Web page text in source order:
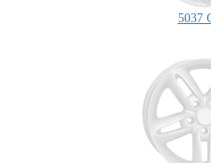
5037